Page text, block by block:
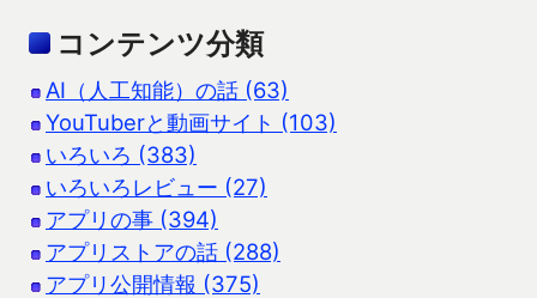
コンテンツ分類
AI（人工知能）の話 (63)
YouTuberと動画サイト (103)
いろいろ (383)
いろいろレビュー (27)
アプリの事 (394)
アプリストアの話 (288)
アプリ公開情報 (375)